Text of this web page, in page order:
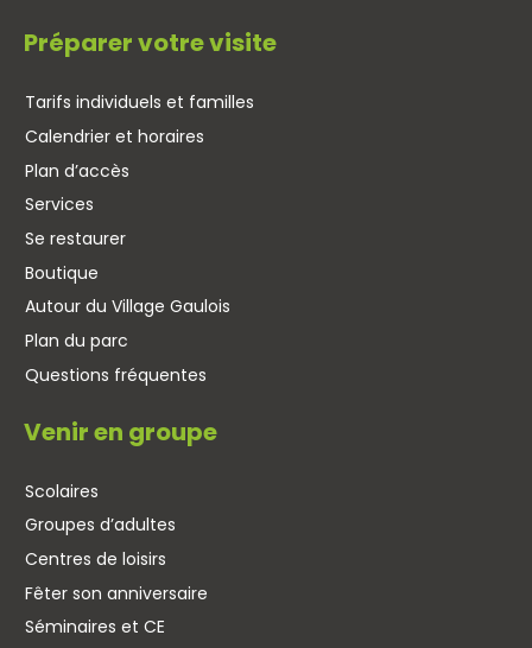
Préparer votre visite
Tarifs individuels et familles
Calendrier et horaires
Plan d’accès
Services
Se restaurer
Boutique
Autour du Village Gaulois
Plan du parc
Questions fréquentes
Venir en groupe
Scolaires
Groupes d’adultes
Centres de loisirs
Fêter son anniversaire
Séminaires et CE